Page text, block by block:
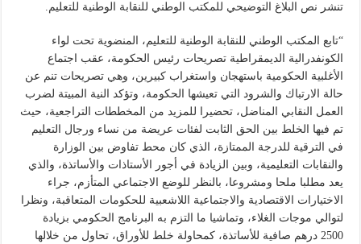
تنشر نص البلاغ التوضيحي للمكتب الوطني للنقابة الوطنية للتعليم.
“تابع المكتب الوطني للنقابة الوطنية للتعليم، المنضوية تحت لواء
الكونفدرالية الديمقراطية تصريحات رئيس الحكومة، عقب اجتماع
الأغلبية الحكومية باستهجان واستغراب كبيرين، وهي تصريحات تنم عن
حالة الارتباك والشرود التي تعيشها الحكومة، وتؤكد النية المبيتة لضرب
العمل النقابي المناضل، تحضيرا للمزيد من المخططات التراجعية، حيث
تم فيها الخلط بين الحق الثابت لفئات عريضة من نساء ورجال التعليم
في الترقية للدرجة الممتازة، الذي كان محط تفاوض بين الوزارة
والنقابات التعليمية، وبين الزيادة في أجور الأستاذات والأساتذة، والذي
يعد مطلبا ملحا ومشروعا، بالنظر للوضع الاجتماعي المتأزم، جراء
الاختيارات الاقتصادية والاجتماعية اللاشعبية للحكومات المتعاقبة، ونظرا
لتوالي موجات الغلاء، وتماشيا ما التزم به البرنامج الحكومي بزيادة
2500 درهم صافية للأساتذة، كمحاولة خلط للأوراق، تحاول من خلالها